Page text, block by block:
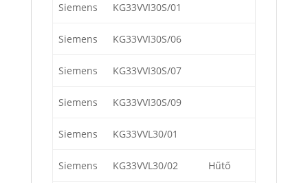
Siemens KG33VVI30S/01
Siemens KG33VVI30S/06
Siemens KG33VVI30S/07
Siemens KG33VVI30S/09
Siemens KG33VVL30/01
Siemens KG33VVL30/02 Hűtő